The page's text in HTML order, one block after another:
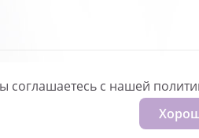
соглашаетесь с нашей